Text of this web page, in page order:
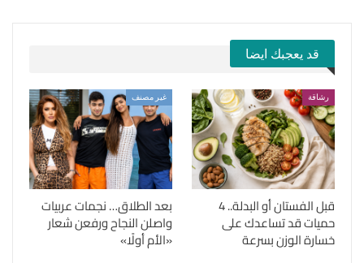
قد يعجبك ايضا
رشاقة
قبل الفستان أو البدلة.. 4
حميات قد تساعدك على
خسارة الوزن بسرعة
غير مصنف
بعد الطلاق… نجمات عربيات
واصلن النجاح ورفعن شعار
«الأم أولًا»